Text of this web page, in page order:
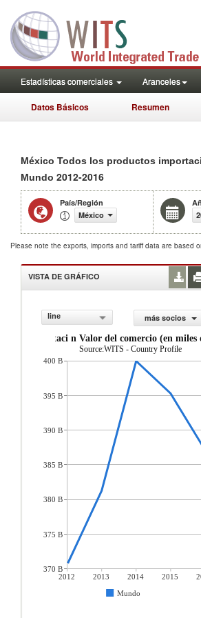
Estadísticas comerciales Aranceles
Datos Básicos Resumen
México Todos los productos
Mundo 2012-2016
País/Región
México
Please note the exports, imports and tariff data are based
VISTA DE GRÁFICO
line
más socios
importaci n Valor del comercio (en miles
Source:WITS - Country Profile
2012 2013 2014 2015
Mundo
400 B
395 B
390 B
385 B
380 B
375 B
370 B